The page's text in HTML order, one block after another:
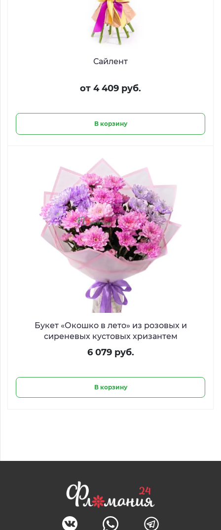
Сайлент
от 4 409 руб.
В корзину
Букет «Окошко в лето» из розовых и
сиреневых кустовых хризантем
6 079 руб.
В корзину